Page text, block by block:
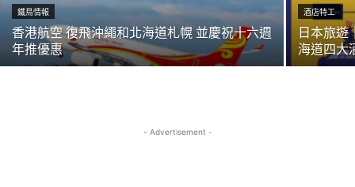
鐵鳥情報
香港航空 復飛沖繩和北海道札幌 並慶祝十六週
年推優惠
酒店特工
日本旅遊
海道四大
- Advertisement -